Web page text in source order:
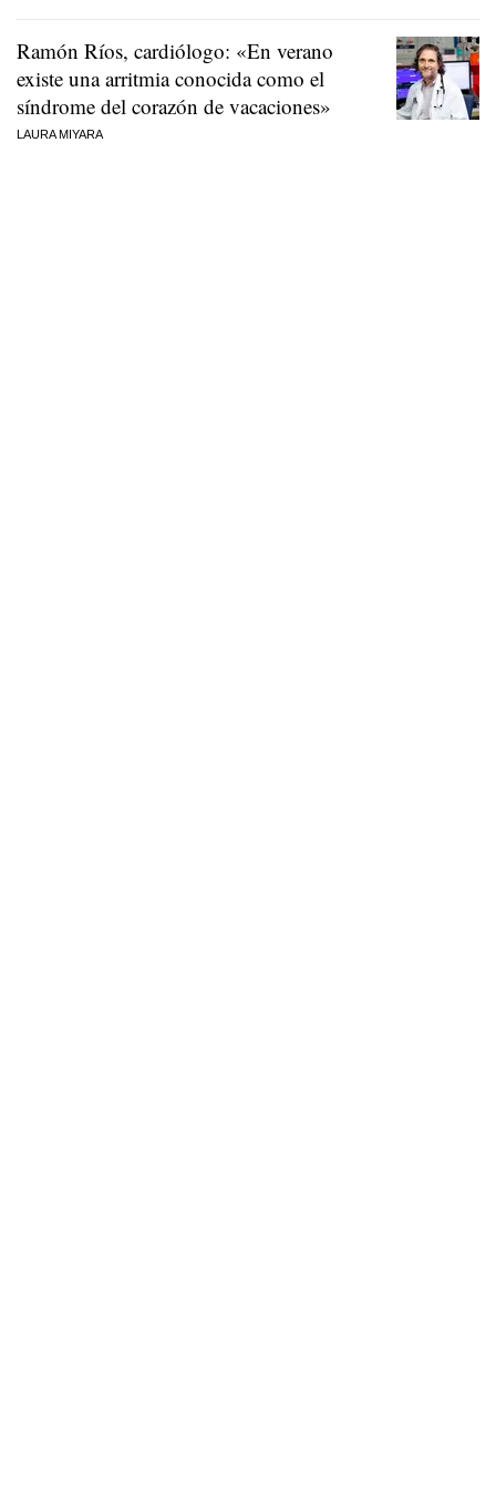
Ramón Ríos, cardiólogo: «En verano
existe una arritmia conocida como el
síndrome del corazón de vacaciones»
LAURA MIYARA